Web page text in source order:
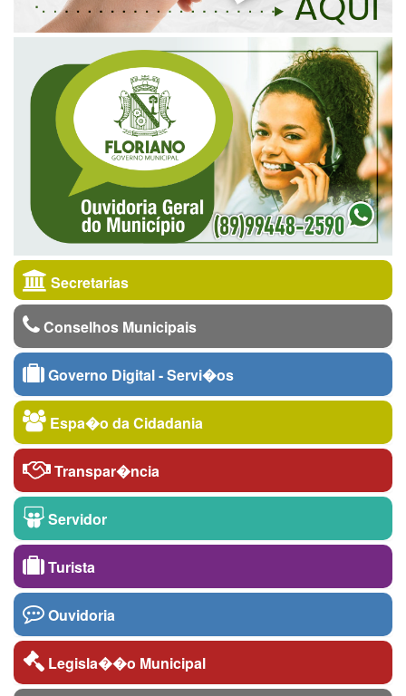
Secretarias
Conselhos Municipais
Governo Digital - Servi�os
Espa�o da Cidadania
Transpar�ncia
Servidor
Turista
Ouvidoria
Legisla��o Municipal